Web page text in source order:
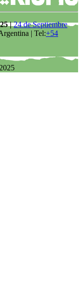
|24 de Septiembre
| Tel:+54